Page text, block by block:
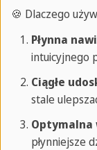
O SPRACHCAFFE
O nas
Poniedziałek -
🍪 Dlaczego
Płynna
intuicyjnego
Ciągłe
stale
Optymalna
płynniejsze